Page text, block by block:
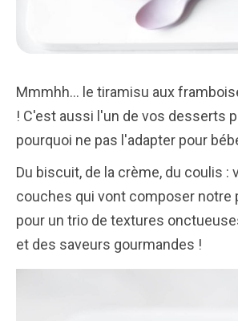
Mmmhh... le tiramisu aux
! C'est aussi l'un de vos desserts
pourquoi ne pas l'adapter pour
Du biscuit, de la crème, du coulis :
couches qui vont composer notre
pour un trio de textures
et des saveurs gourmandes !